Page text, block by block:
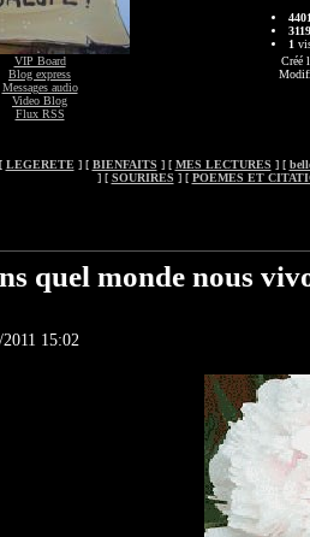
VIP Board
Blog express
Messages audio
Video Blog
Flux RSS
1
Créé
LEGERETE ] [ BIENFAITS ] [ MES LECTURES ] [
] [ SOURIRES ] [ POEMES ET
quel monde nous
15:02